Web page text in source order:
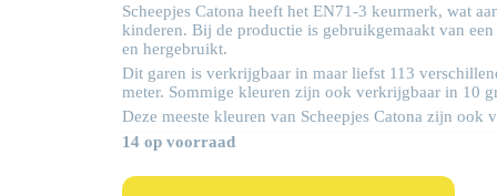
Scheepjes Catona heeft het EN71-3 keurmerk, wat
kinderen. Bij de productie is gebruikgemaakt van
en hergebruikt.
Dit garen is verkrijgbaar in maar liefst 113
meter. Sommige kleuren zijn ook verkrijgbaar in 10
Deze meeste kleuren van Scheepjes Catona zijn ook
14 op voorraad